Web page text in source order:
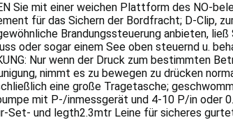
Sie mit einer weichen Plattform des NO-
für das Sichern der Bordfracht; D-Clip,
Brandungssteuerung anbieten,
oder sogar einem See oben steuernd u.
Nur wenn der Druck zum bestimmten
nimmt es zu bewegen zu drücken
eine große Tragetasche;
mit P-/inmessgerät und 4-10 P/in oder
Set- und legth2.3mtr Leine für sicheres